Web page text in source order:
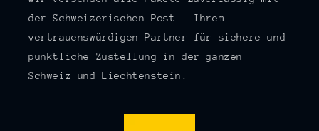
der Schweizerischen Post – Ihrem
vertrauenswürdigen Partner für sichere und
pünktliche Zustellung in der ganzen
Schweiz und Liechtenstein.